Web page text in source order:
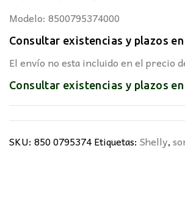
Modelo: 8500795374000
Consultar existencias y plazos en
El envío no esta incluido en el precio
Consultar existencias y plazos en
SKU: 850 0795374Etiquetas: Shelly,